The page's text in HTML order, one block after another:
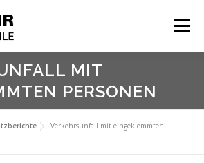
Menü
MIT
PERSONEN
Verkehrsunfall mit eingeklemmten